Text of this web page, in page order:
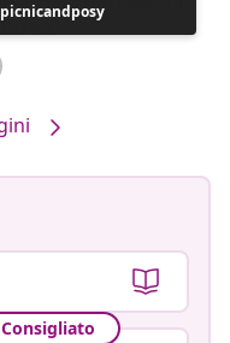
Post
pubblicato
da
picnicandposy
Consigliato